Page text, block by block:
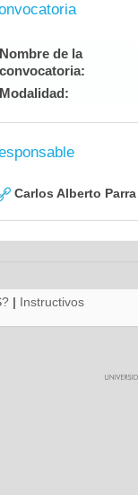
Nombre de la
convocatoria:
Modalidad:
Carlos Alberto
| Instructivos